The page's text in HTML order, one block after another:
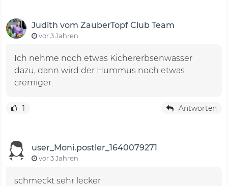
Judith vom ZauberTopf Club Team
vor 3 Jahren
Ich nehme noch etwas Kichererbsenwasser
dazu, dann wird der Hummus noch etwas
cremiger.
1 Antworten
user_Moni.postler_1640079271
vor 3 Jahren
schmeckt sehr lecker